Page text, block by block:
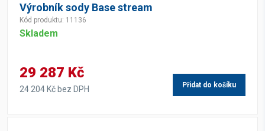
Výrobník sody Base stream
Kód produktu: 11136
Skladem
29 287 Kč
24 204 Kč bez DPH Přidat do košíku